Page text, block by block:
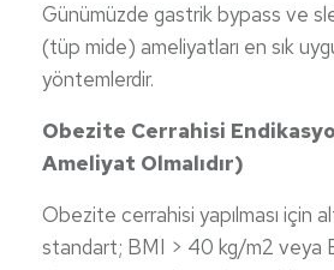
Günümüzde gastrik bypass ve
(tüp mide) ameliyatları en sık
yöntemlerdir.
Obezite Cerrahisi
Ameliyat Olmalıdır)
Obezite cerrahisi yapılması için
standart; BMI > 40 kg/m2 veya